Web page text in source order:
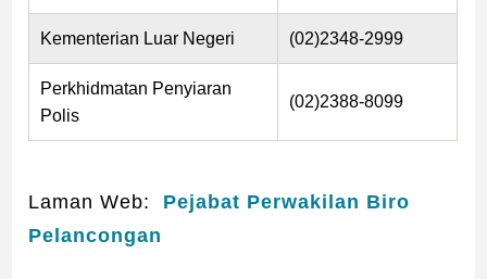
Kementerian Luar Negeri (02)2348-2999
Perkhidmatan Penyiaran
Polis
(02)2388-8099
Laman Web: Pejabat Perwakilan Biro
Pelancongan